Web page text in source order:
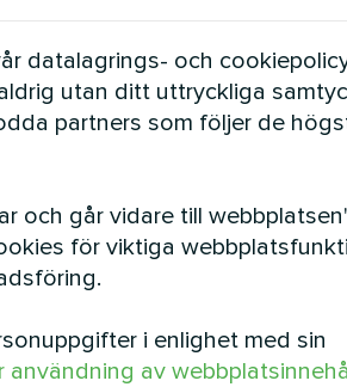
datalagrings- och
utan ditt uttryckliga
partners som följer de
och går vidare till
för viktiga
i enlighet med sin
användning av